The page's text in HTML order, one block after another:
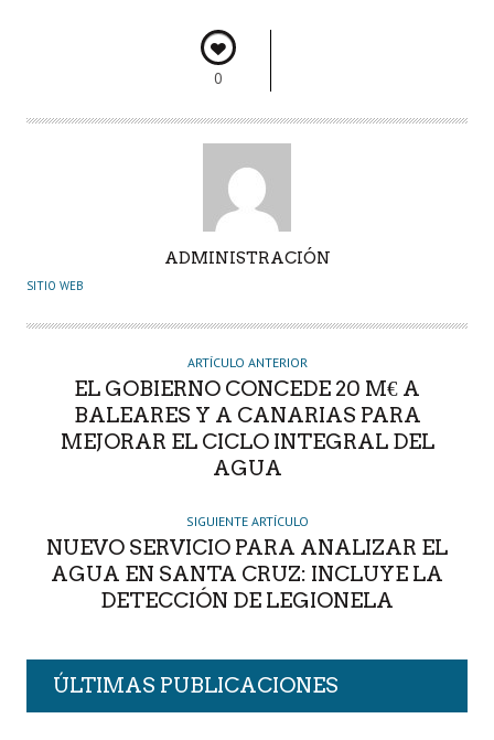
0
U
O
ADMINISTRACIÓN
SITIO WEB
ARTÍCULO ANTERIOR
EL GOBIERNO CONCEDE 20 M€ A
BALEARES Y A CANARIAS PARA
MEJORAR EL CICLO INTEGRAL DEL
AGUA
SIGUIENTE ARTÍCULO
NUEVO SERVICIO PARA ANALIZAR EL
AGUA EN SANTA CRUZ: INCLUYE LA
DETECCIÓN DE LEGIONELA
ÚLTIMAS PUBLICACIONES